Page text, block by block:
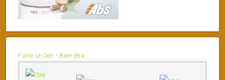
Faire un lien - Bien être